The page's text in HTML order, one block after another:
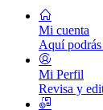
Mi cuenta
Aquí
Mi Perfil
Revisa y